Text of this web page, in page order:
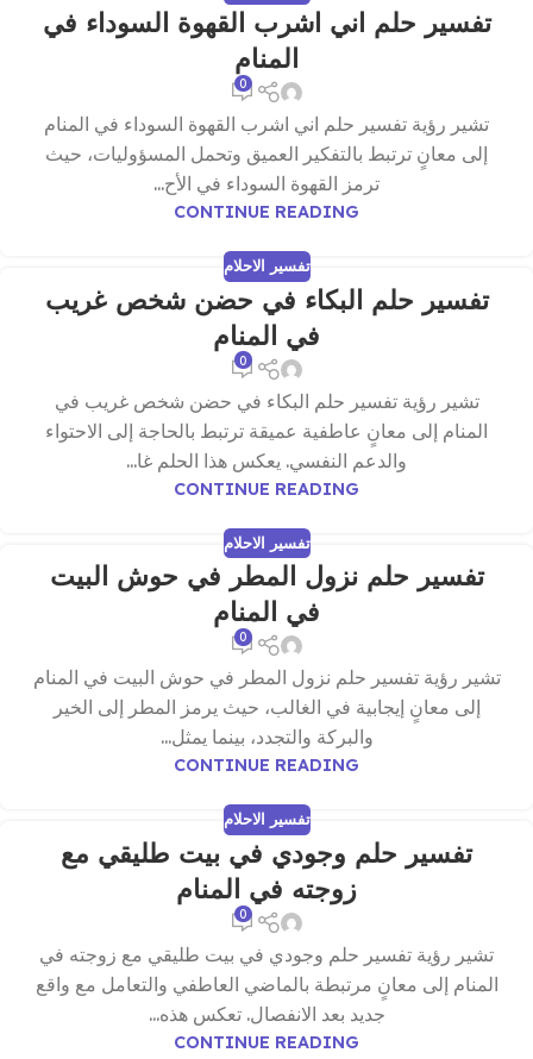
تفسير حلم اني اشرب القهوة السوداء في
المنام
0
تشير رؤية تفسير حلم اني اشرب القهوة السوداء في المنام
إلى معانٍ ترتبط بالتفكير العميق وتحمل المسؤوليات، حيث
ترمز القهوة السوداء في الأح...
CONTINUE READING
تفسير الاحلام
تفسير حلم البكاء في حضن شخص غريب
في المنام
0
تشير رؤية تفسير حلم البكاء في حضن شخص غريب في
المنام إلى معانٍ عاطفية عميقة ترتبط بالحاجة إلى الاحتواء
والدعم النفسي. يعكس هذا الحلم غا...
CONTINUE READING
تفسير الاحلام
تفسير حلم نزول المطر في حوش البيت
في المنام
0
تشير رؤية تفسير حلم نزول المطر في حوش البيت في المنام
إلى معانٍ إيجابية في الغالب، حيث يرمز المطر إلى الخير
والبركة والتجدد، بينما يمثل...
CONTINUE READING
تفسير الاحلام
تفسير حلم وجودي في بيت طليقي مع
زوجته في المنام
0
تشير رؤية تفسير حلم وجودي في بيت طليقي مع زوجته في
المنام إلى معانٍ مرتبطة بالماضي العاطفي والتعامل مع واقع
جديد بعد الانفصال. تعكس هذه...
CONTINUE READING